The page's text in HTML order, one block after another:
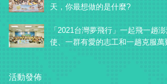
天，你最想做的是什麼?
「2021台灣夢飛行」一起飛一趟
使、一群有愛的志工和一趟克服
活動發佈